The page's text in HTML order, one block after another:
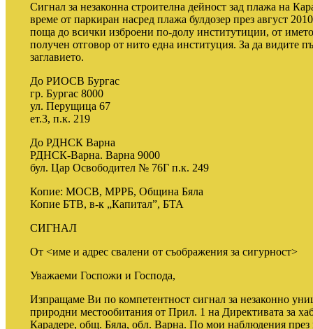
Сигнал за незаконна строителна дейност зад плажа на
време от паркиран насред плажа булдозер през август
поща до всички изброени по-долу институтиции, от
получен отговор от нито една институция. За да видите
заглавието.
До РИОСВ Бургас
гр. Бургас 8000
ул. Перущица 67
ет.3, п.к. 219
До РДНСК Варна
РДНСК-Варна. Варна 9000
бул. Цар Освободител № 76Г п.к. 249
Копие: МОСВ, МРРБ, Община Бяла
Копие БТВ, в-к „Капитал”, БТА
СИГНАЛ
От <име и адрес свалени от съображения за сигурност>
Уважаеми Госпожи и Господа,
Изпращаме Ви по компетентност сигнал за незаконно
природни местообитания от Прил. 1 на Директивата за
Карадере, общ. Бяла, обл. Варна. По мои наблюдения през